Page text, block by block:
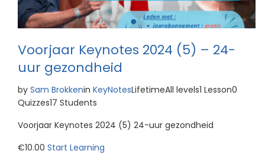
Voorjaar Keynotes 2024 (5) – 24-
uur gezondheid
by Sam Brokkenin KeyNotesLifetimeAll levels1 Lesson0
Quizzes17 Students
Voorjaar Keynotes 2024 (5) 24-uur gezondheid
€10.00 Start Learning